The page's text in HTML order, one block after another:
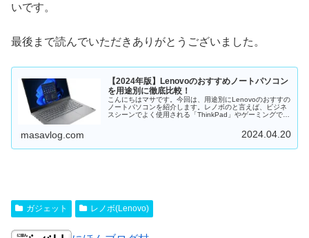
いです。
最後まで読んでいただきありがとうございました。
【2024年版】Lenovoのおすすめノートパソコン
を用途別に徹底比較！
こんにちはマサです。今回は、用途別にLenovoのおすすの
ノートパソコンを紹介します。レノボのと言えば、ビジネ
スシーンでよく使用される「ThinkPad」やゲーミングで有
masavlog.com 2024.04.20
ガジェット レノボ(Lenovo)